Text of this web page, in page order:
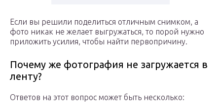
Если вы решили поделиться отличным снимком, а
фото никак не желает выгружаться, то порой нужно
приложить усилия, чтобы найти первопричину.
Почему же фотография не загружается в
ленту?
Ответов на этот вопрос может быть несколько: